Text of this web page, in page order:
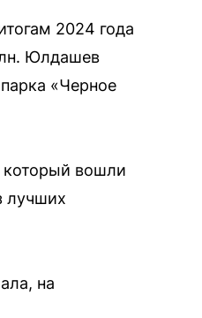
2024 года
Юлдашев
«Черное
который вошли
лучших
на